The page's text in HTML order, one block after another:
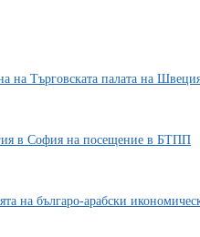
на Търговската палата на
в София на посещение в БТПП
на българо-арабски